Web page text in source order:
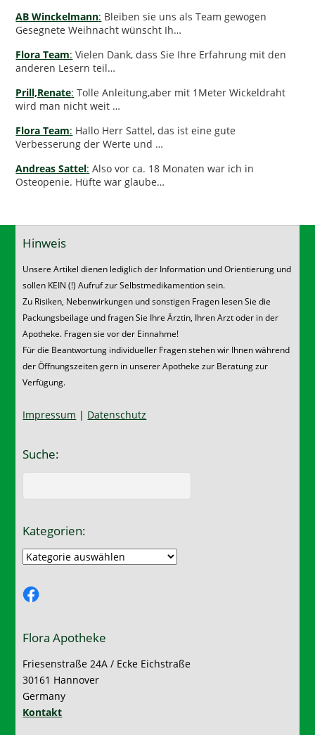
AB Winckelmann: Bleiben sie uns als Team gewogen
Gesegnete Weihnacht wünscht Ih…
Flora Team: Vielen Dank, dass Sie Ihre Erfahrung mit den
anderen Lesern teil…
Prill,Renate: Tolle Anleitung,aber mit 1Meter Wickeldraht
wird man nicht weit …
Flora Team: Hallo Herr Sattel, das ist eine gute
Verbesserung der Werte und …
Andreas Sattel: Also vor ca. 18 Monaten war ich in
Osteopenie. Hüfte war glaube…
Hinweis
Unsere Artikel dienen lediglich der Information und Orientierung und
sollen KEIN (!) Aufruf zur Selbstmedikamention sein.
Zu Risiken, Nebenwirkungen und sonstigen Fragen lesen Sie die
Packungsbeilage und fragen Sie Ihre Ärztin, Ihren Arzt oder in der
Apotheke. Fragen sie vor der Einnahme!
Für die Beantwortung individueller Fragen stehen wir Ihnen während
der Öffnungszeiten gern in unserer Apotheke zur Beratung zur
Verfügung.
Impressum | Datenschutz
Suche:
Kategorien:
Kategorien:
Facebook
Flora Apotheke
Friesenstraße 24A / Ecke Eichstraße
30161 Hannover
Germany
Kontakt